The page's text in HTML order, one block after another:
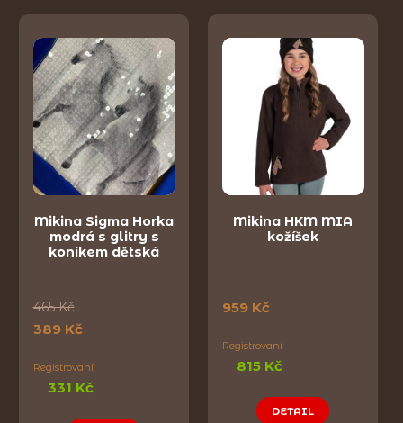
Mikina Sigma Horka
modrá s glitry s
koníkem dětská
465 Kč
389 Kč
Registrovaní
331 Kč
Mikina HKM MIA
kožíšek
959 Kč
Registrovaní
815 Kč
DETAIL